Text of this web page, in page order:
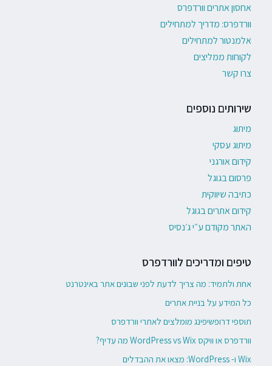
אחסון אתרים וורדפרס
וורדפרס: מדריך למתחילים
אלמנטור למתחילים
לקוחות ממליצים
צרו קשר
שירותים נוספים
מיתוג
מיתוג עסקי
קידום אורגני
פרסום בגוגל
כתיבה שיווקית
קידום אתרים בגוגל
האתר מקודם ע״י ג׳נסיס
טיפים ומדריכים לוורדפרס
אחת ולתמיד: מה צריך לדעת לפני שבונים אתר באינטרנט
כל המידע על בניית אתרים
תוספי דרופשיפינג מומלצים לאתרי וורדפרס
וורדפרס או וויקס WordPress vs Wix מה עדיף?
Wix ו- WordPress: מצאו את ההבדלים